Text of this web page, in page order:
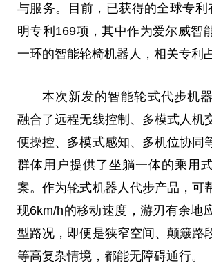
与服务。目前，已获得的全球专利
明专利169项，其中作为爱尔威智
一环的智能轮椅机器人，相关专利
本次新发的智能轮式代步机
融合了远程无线控制、多模式人机
便操控、多模式感知、多机位协同
群体用户提供了坐躺一体的乘用
案。作为轮式机器人代步产品，可
现6km/h的移动速度，游刃有余地
型路况，即便是狭窄空间、颠簸路
等高复杂情境，都能无障碍通行。